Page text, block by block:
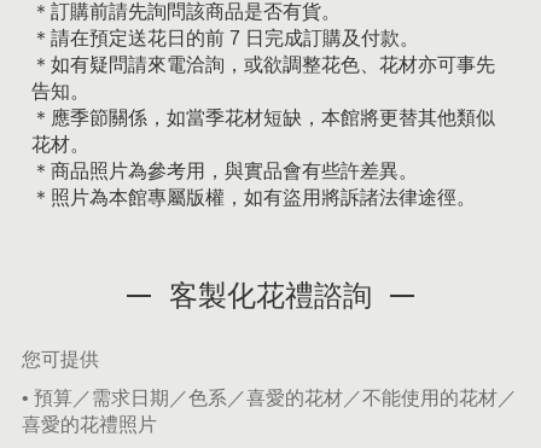
＊訂購前請先詢問該商品是否有貨。
＊請在預定送花日的前 7 日完成訂購及付款。
＊如有疑問請來電洽詢，或欲調整花色、花材亦可事先
告知。
＊應季節關係，如當季花材短缺，本館將更替其他類似
花材。
＊商品照片為參考用，與實品會有些許差異。
＊照片為本館專屬版權，如有盜用將訴諸法律途徑。
客製化花禮諮詢
您可提供
• 預算／需求日期／色系／喜愛的花材／不能使用的花材／
喜愛的花禮照片